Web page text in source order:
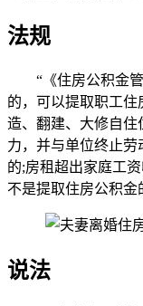
法规
“《住房公积金管
的，可以提取职工
造、翻建、大修自住
力，并与单位终止劳
的;房租超出家庭工
不是提取住房公积金
说法